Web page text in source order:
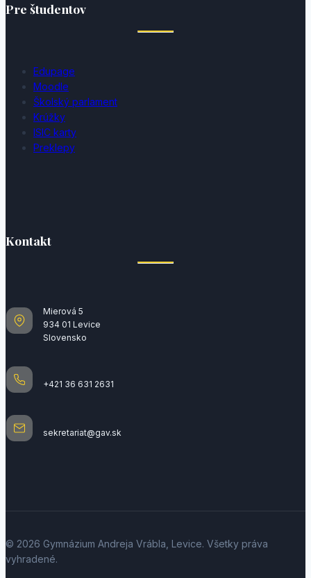
Pre študentov
Edupage
Moodle
Školský parlament
Krúžky
ISIC karty
Preklepy
Kontakt
Mierová 5
934 01 Levice
Slovensko
+421 36 631 2631
sekretariat@gav.sk
© 2026 Gymnázium Andreja Vrábla, Levice. Všetky práva
vyhradené.